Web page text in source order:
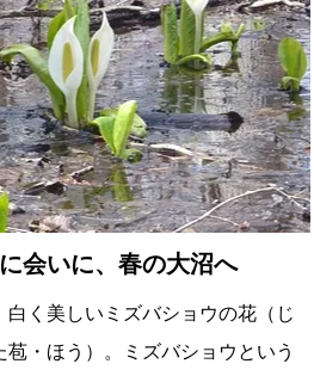
会いに、春の大沼へ
く美しいミズバショウの花（じ
・ほう）。ミズバショウという